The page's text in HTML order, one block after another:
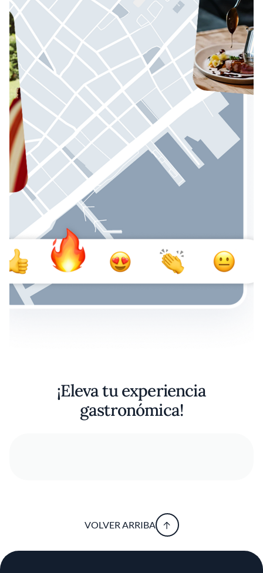
¡Eleva tu experiencia
gastronómica!
VOLVER ARRIBA